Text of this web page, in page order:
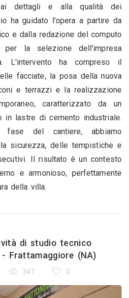
ai dettagli e alla qualità dei
ha guidato l'opera a partire da
e dalla redazione del computo
per la selezione dell'impresa
L'intervento ha compreso il
facciate, la posa della nuova
e terrazzi e la realizzazione
caratterizzato da un
in lastre di cemento industriale.
fase del cantiere, abbiamo
sicurezza, delle tempistiche e
Il risultato è un contesto
e armonioso, perfettamente
della villa.
di studio tecnico
Frattamaggiore (NA)
347 0